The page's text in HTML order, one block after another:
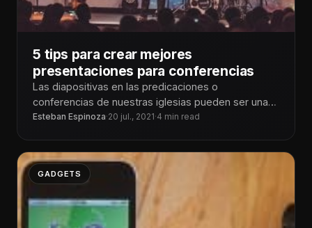
5 tips para crear mejores
presentaciones para conferencias
Las diapositivas en las predicaciones o
conferencias de nuestras iglesias pueden ser una
herramienta para comunicar y complementar al
Esteban Espinoza·20 jul., 2021·4 min read
GADGETS